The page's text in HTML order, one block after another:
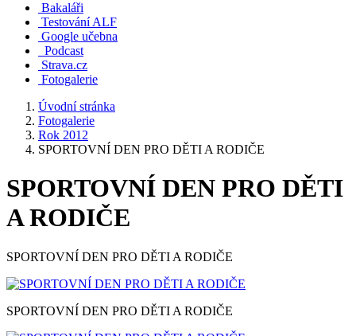
Bakaláři
Testování ALF
Google učebna
Podcast
Strava.cz
Fotogalerie
Úvodní stránka
Fotogalerie
Rok 2012
SPORTOVNÍ DEN PRO DĚTI A RODIČE
SPORTOVNÍ DEN PRO DĚTI
A RODIČE
SPORTOVNÍ DEN PRO DĚTI A RODIČE
SPORTOVNÍ DEN PRO DĚTI A RODIČE